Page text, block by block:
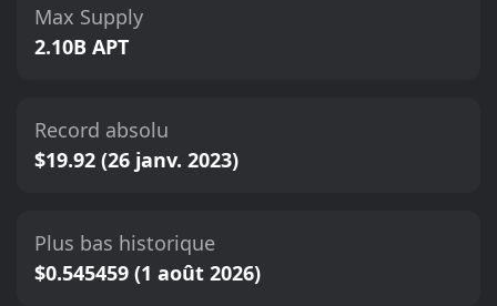
Max Supply
2.10B APT
Record absolu
$19.92 (26 janv. 2023)
Plus bas historique
$0.545459 (1 août 2026)